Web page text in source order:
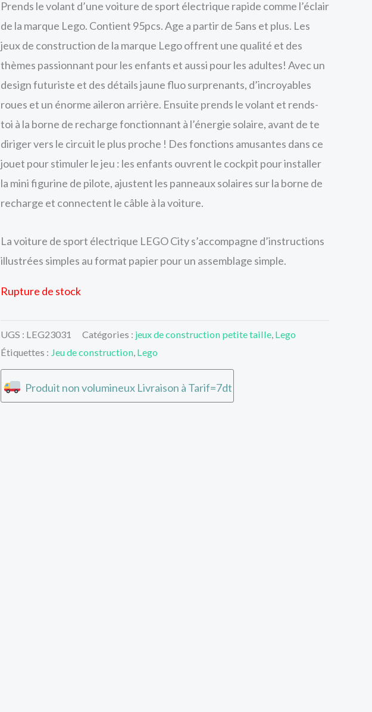
Prends le volant d’une voiture de sport électrique rapide comme l’éclair
de la marque Lego. Contient 95pcs. Age a partir de 5ans et plus. Les
jeux de construction de la marque Lego offrent une qualité et des
thèmes passionnant pour les enfants et aussi pour les adultes! Avec un
design futuriste et des détails jaune fluo surprenants, d’incroyables
roues et un énorme aileron arrière. Ensuite prends le volant et rends-
toi à la borne de recharge fonctionnant à l’énergie solaire, avant de te
diriger vers le circuit le plus proche ! Des fonctions amusantes dans ce
jouet pour stimuler le jeu : les enfants ouvrent le cockpit pour installer
la mini figurine de pilote, ajustent les panneaux solaires sur la borne de
recharge et connectent le câble à la voiture.
La voiture de sport électrique LEGO City s’accompagne d’instructions
illustrées simples au format papier pour un assemblage simple.
Rupture de stock
UGS : LEG23031 Catégories : jeux de construction petite taille, Lego
Étiquettes : Jeu de construction, Lego
Produit non volumineux Livraison à Tarif=7dt